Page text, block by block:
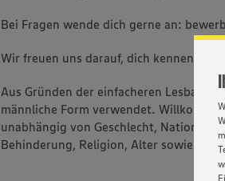
Bei Fragen wende dich gerne an:
Wir freuen uns darauf, dich
Aus Gründen der einfacheren
männliche Form verwendet.
unabhängig von Geschlecht,
Behinderung, Religion, Alter sowie